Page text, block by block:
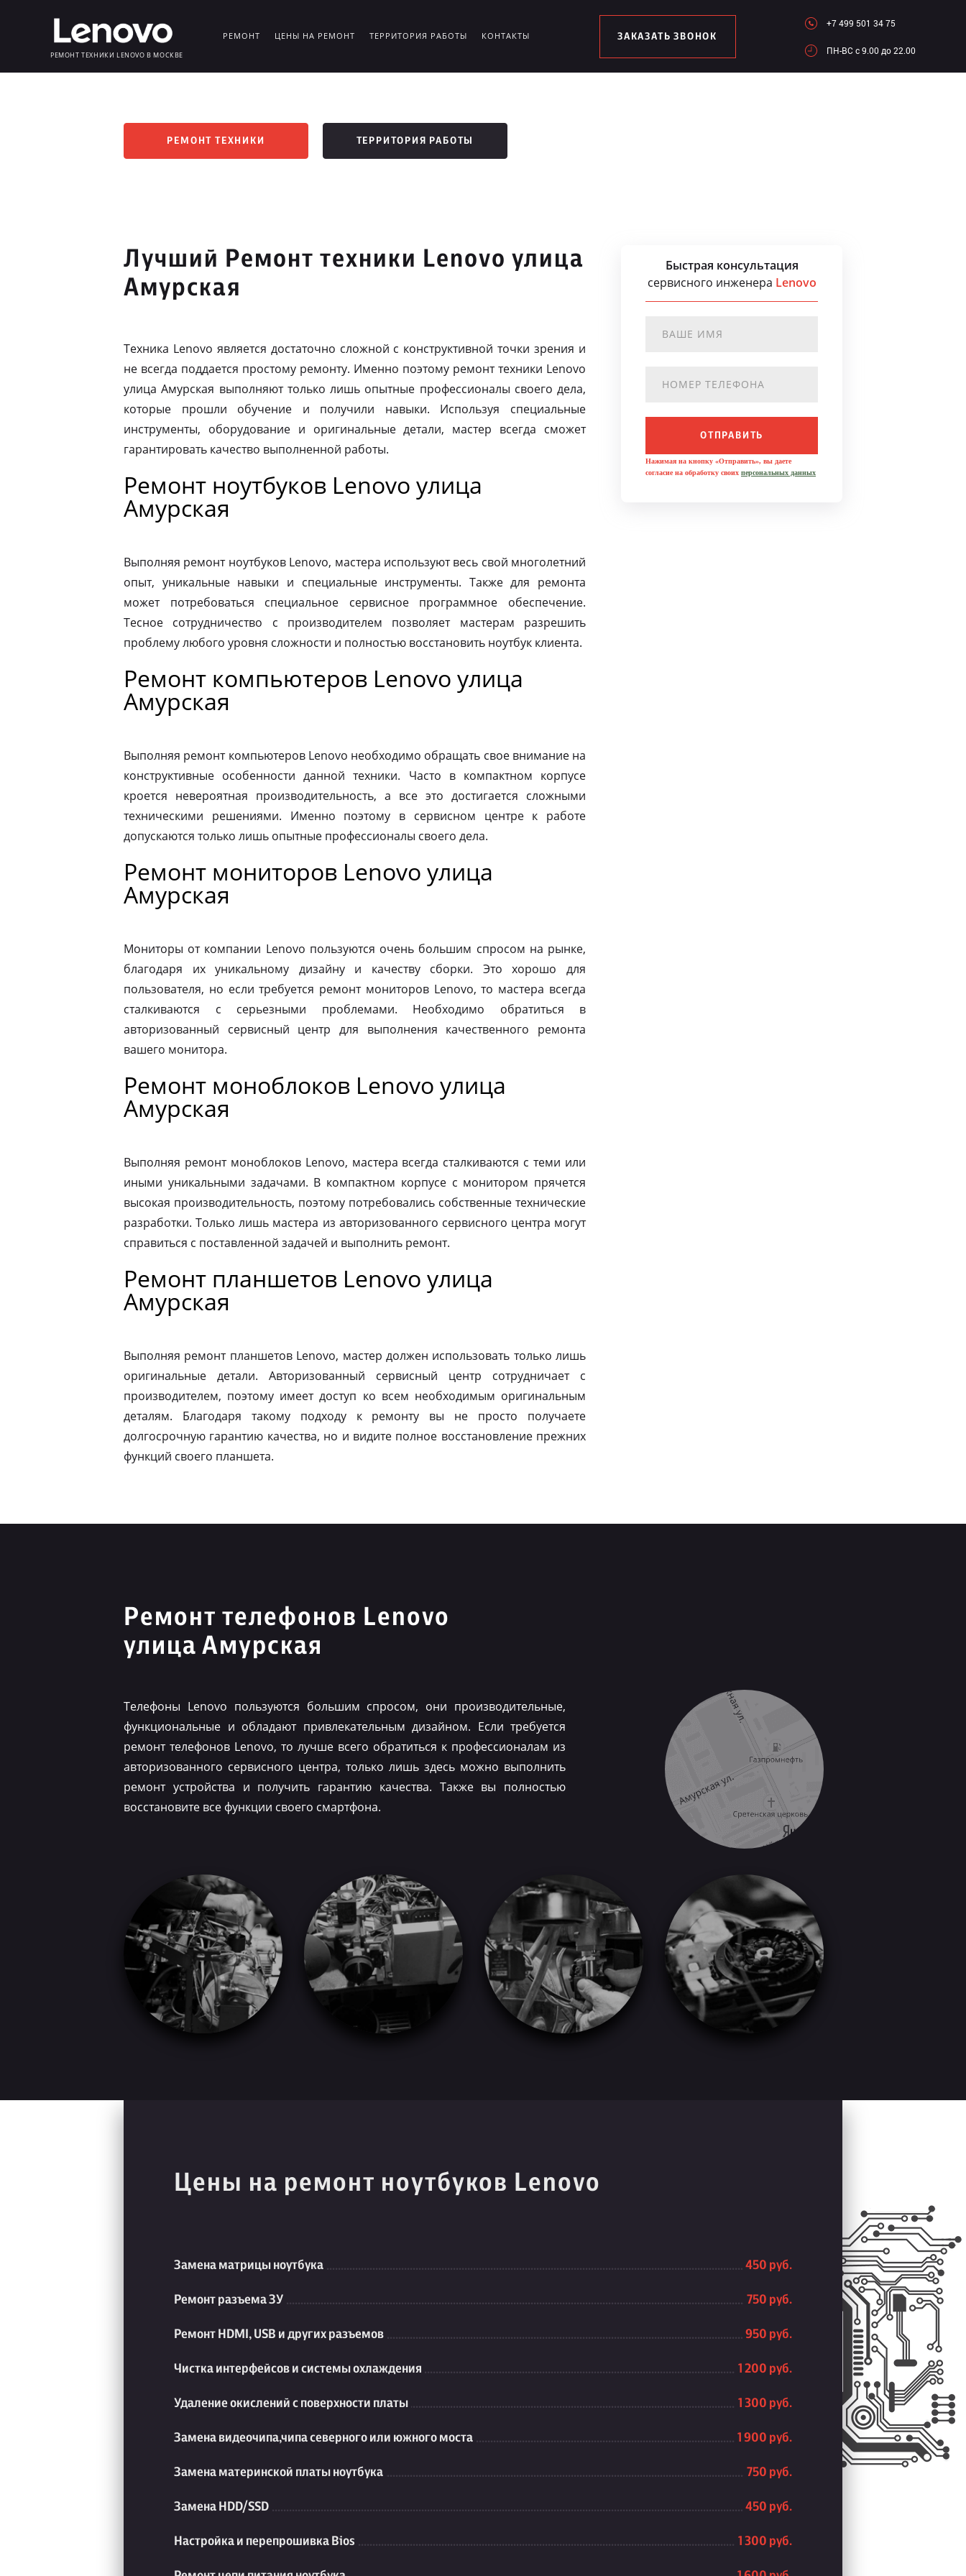
РЕМОНТ ТЕХНИКИ LENOVO В МОСКВЕ
РЕМОНТ ЦЕНЫ НА РЕМОНТ ТЕРРИТОРИЯ РАБОТЫ КОНТАКТЫ ЗАКАЗАТЬ ЗВОНОК
+7 499 501 34 75
ПН-ВC c 9.00 до 22.00
РЕМОНТ ТЕХНИКИ ТЕРРИТОРИЯ РАБОТЫ
Лучший Ремонт техники Lenovo улица
Амурская
Техника Lenovo является достаточно сложной с конструктивной точки зрения и
не всегда поддается простому ремонту. Именно поэтому ремонт техники Lenovo
улица Амурская выполняют только лишь опытные профессионалы своего дела,
которые прошли обучение и получили навыки. Используя специальные
инструменты, оборудование и оригинальные детали, мастер всегда сможет
гарантировать качество выполненной работы.
Ремонт ноутбуков Lenovo улица
Амурская
Выполняя ремонт ноутбуков Lenovo, мастера используют весь свой многолетний
опыт, уникальные навыки и специальные инструменты. Также для ремонта
может потребоваться специальное сервисное программное обеспечение.
Тесное сотрудничество с производителем позволяет мастерам разрешить
проблему любого уровня сложности и полностью восстановить ноутбук клиента.
Ремонт компьютеров Lenovo улица
Амурская
Выполняя ремонт компьютеров Lenovo необходимо обращать свое внимание на
конструктивные особенности данной техники. Часто в компактном корпусе
кроется невероятная производительность, а все это достигается сложными
техническими решениями. Именно поэтому в сервисном центре к работе
допускаются только лишь опытные профессионалы своего дела.
Ремонт мониторов Lenovo улица
Амурская
Мониторы от компании Lenovo пользуются очень большим спросом на рынке,
благодаря их уникальному дизайну и качеству сборки. Это хорошо для
пользователя, но если требуется ремонт мониторов Lenovo, то мастера всегда
сталкиваются с серьезными проблемами. Необходимо обратиться в
авторизованный сервисный центр для выполнения качественного ремонта
вашего монитора.
Ремонт моноблоков Lenovo улица
Амурская
Выполняя ремонт моноблоков Lenovo, мастера всегда сталкиваются с теми или
иными уникальными задачами. В компактном корпусе с монитором прячется
высокая производительность, поэтому потребовались собственные технические
разработки. Только лишь мастера из авторизованного сервисного центра могут
справиться с поставленной задачей и выполнить ремонт.
Ремонт планшетов Lenovo улица
Амурская
Выполняя ремонт планшетов Lenovo, мастер должен использовать только лишь
оригинальные детали. Авторизованный сервисный центр сотрудничает с
производителем, поэтому имеет доступ ко всем необходимым оригинальным
деталям. Благодаря такому подходу к ремонту вы не просто получаете
долгосрочную гарантию качества, но и видите полное восстановление прежних
функций своего планшета.
Быстрая консультация
сервисного инженера Lenovo
ОТПРАВИТЬ
Нажимая на кнопку «Отправить», вы даете
согласие на обработку своих персональных данных
Ремонт телефонов Lenovo
улица Амурская
Телефоны Lenovo пользуются большим спросом, они производительные,
функциональные и обладают привлекательным дизайном. Если требуется
ремонт телефонов Lenovo, то лучше всего обратиться к профессионалам из
авторизованного сервисного центра, только лишь здесь можно выполнить
ремонт устройства и получить гарантию качества. Также вы полностью
восстановите все функции своего смартфона.
Цены на ремонт ноутбуков Lenovo
Замена матрицы ноутбука 450 руб.
Ремонт разъема ЗУ 750 руб.
Ремонт HDMI, USB и других разъемов 950 руб.
Чистка интерфейсов и системы охлаждения 1 200 руб.
Удаление окислений с поверхности платы 1 300 руб.
Замена видеочипа,чипа северного или южного моста 1 900 руб.
Замена материнской платы ноутбука 750 руб.
Замена HDD/SSD 450 руб.
Настройка и перепрошивка Bios 1 300 руб.